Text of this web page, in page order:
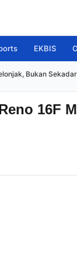
EKBIS
Bukan
16F